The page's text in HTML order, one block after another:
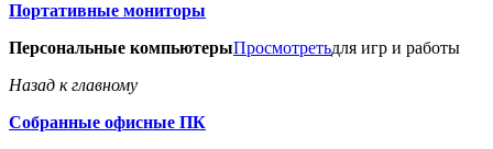
Портативные мониторы
Персональные компьютерыПросмотретьдля игр и работы
Назад к главному
Собранные офисные ПК